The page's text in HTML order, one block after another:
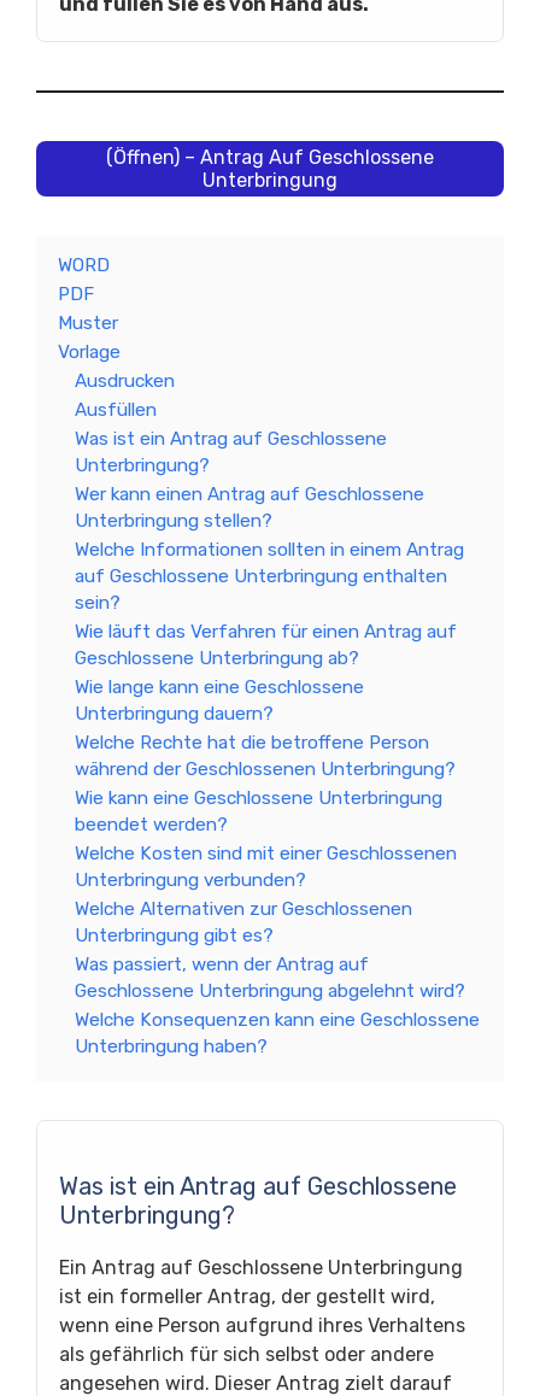
(Öffnen) – Antrag Auf Geschlossene
Unterbringung
WORD
PDF
Muster
Vorlage
Ausdrucken
Ausfüllen
Was ist ein Antrag auf Geschlossene
Unterbringung?
Wer kann einen Antrag auf Geschlossene
Unterbringung stellen?
Welche Informationen sollten in einem Antrag
auf Geschlossene Unterbringung enthalten
sein?
Wie läuft das Verfahren für einen Antrag auf
Geschlossene Unterbringung ab?
Wie lange kann eine Geschlossene
Unterbringung dauern?
Welche Rechte hat die betroffene Person
während der Geschlossenen Unterbringung?
Wie kann eine Geschlossene Unterbringung
beendet werden?
Welche Kosten sind mit einer Geschlossenen
Unterbringung verbunden?
Welche Alternativen zur Geschlossenen
Unterbringung gibt es?
Was passiert, wenn der Antrag auf
Geschlossene Unterbringung abgelehnt wird?
Welche Konsequenzen kann eine Geschlossene
Unterbringung haben?
Was ist ein Antrag auf Geschlossene
Unterbringung?
Ein Antrag auf Geschlossene Unterbringung
ist ein formeller Antrag, der gestellt wird,
wenn eine Person aufgrund ihres Verhaltens
als gefährlich für sich selbst oder andere
angesehen wird. Dieser Antrag zielt darauf